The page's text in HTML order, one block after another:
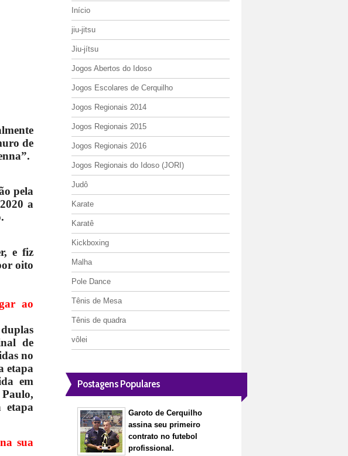
de
pela
a
e fiz
oito
ao
de
no
etapa
em
etapa
sua
Início
jiu-jitsu
Jiu-jítsu
Jogos Abertos do Idoso
Jogos Escolares de Cerquilho
Jogos Regionais 2014
Jogos Regionais 2015
Jogos Regionais 2016
Jogos Regionais do Idoso (JORI)
Judô
Karate
Karatê
Kickboxing
Malha
Pole Dance
Tênis de Mesa
Tênis de quadra
vôlei
Postagens Populares
Garoto de Cerquilho
assina seu primeiro
contrato no futebol
profissional.